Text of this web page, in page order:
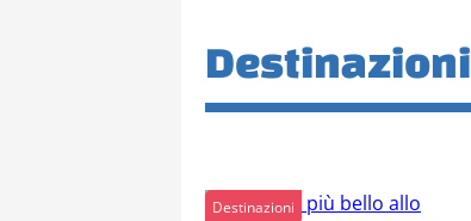
Destinazioni
Destinazioni